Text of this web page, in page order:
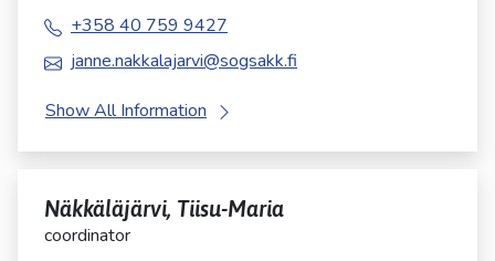
+358 40 759 9427
janne.nakkalajarvi@sogsakk.fi
Show All Information
Näkkäläjärvi, Tiisu-Maria
coordinator